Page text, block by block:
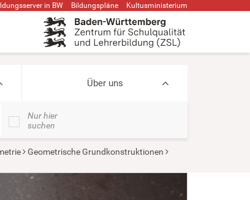
in BW Bildungspläne Kultusministerium
Über uns
Nur hier
suchen
Geometrische Grundkonstruktionen